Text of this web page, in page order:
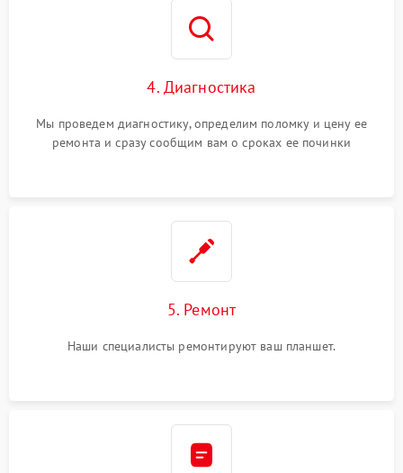
4. Диагностика
Мы проведем диагностику, определим поломку и цену ее
ремонта и сразу сообщим вам о сроках ее починки
5. Ремонт
Наши специалисты ремонтируют ваш планшет.